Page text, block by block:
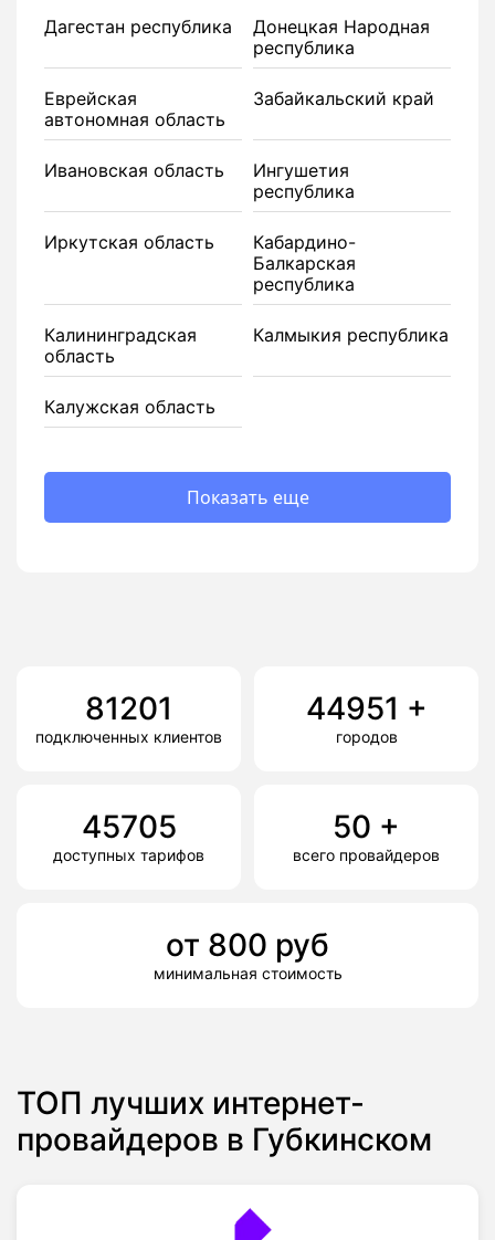
Дагестан республика
Донецкая Народная
республика
Еврейская
автономная область
Забайкальский край
Ивановская область
Ингушетия
республика
Иркутская область
Кабардино-
Балкарская
республика
Калининградская
область
Калмыкия республика
Калужская область
Показать еще
81201
подключенных клиентов
44951 +
городов
45705
доступных тарифов
50 +
всего провайдеров
от 800 руб
минимальная стоимость
ТОП лучших интернет-
провайдеров в Губкинском